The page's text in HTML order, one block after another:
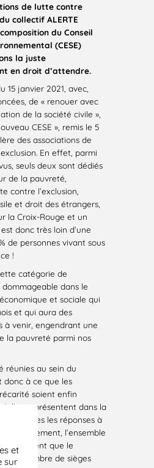
et
sur
de lutte contre
collectif ALERTE
du Conseil
(CESE)
la juste
en droit d’attendre.
15 janvier 2021, avec,
de « renouer avec
de la société civile »,
CESE », remis le 5
des associations de
En effet, parmi
seuls deux sont dédiés
de la pauvreté,
contre l’exclusion,
et droit des étrangers,
la Croix-Rouge et un
donc très loin d’une
de personnes vivant sous
!
catégorie de
dans le
et sociale qui
et qui aura des
à venir, engendrant une
la pauvreté parmi nos
réunies au sein du
donc à ce que les
soient enfin
représentent dans la
avec elles les réponses à
globalement, l’ensemble
regrettent que le
un nombre de sièges